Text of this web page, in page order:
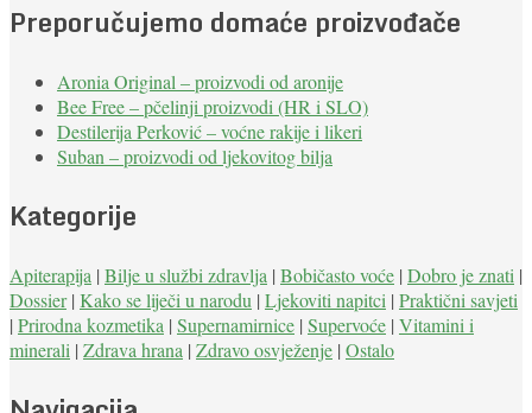
Preporučujemo domaće proizvođače
Aronia Original – proizvodi od aronije
Bee Free – pčelinji proizvodi (HR i SLO)
Destilerija Perković – voćne rakije i likeri
Suban – proizvodi od ljekovitog bilja
Kategorije
Apiterapija | Bilje u službi zdravlja | Bobičasto voće | Dobro je znati |
Dossier| Kako se liječi u narodu | Ljekoviti napitci | Praktični savjeti
| Prirodna kozmetika | Supernamirnice | Supervoće | Vitamini i
minerali | Zdrava hrana | Zdravo osvježenje | Ostalo